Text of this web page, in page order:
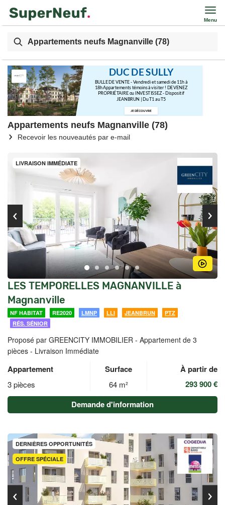
Menu
Appartements neufs Magnanville (78)
DUC DE SULLY
BULLE DE VENTE - Vendredi et samedi de 11h à
18h Appartements témoins à visiter ! DEVENEZ
PROPRIÉTAIRE ou INVESTISSEZ - Dispositif
JEANBRUN | Du T1 au T5
JE DÉCOUVRE
Appartements neufs Magnanville (78)
Recevoir les nouveautés par e-mail
LIVRAISON IMMÉDIATE
LES TEMPORELLES MAGNANVILLE à
Magnanville
NF HABITAT RE2020 LMNP LLI JEANBRUN
PTZ
RÉS. SÉNIOR
Proposé par GREENCITY IMMOBILIER - Appartement de 3
pièces - Livraison Immédiate
Appartement Surface À partir de
3 pièces 64 m²
293 900 €
Demande d'information
OFFRE SPÉCIALE
DERNIÈRES OPPORTUNITÉS